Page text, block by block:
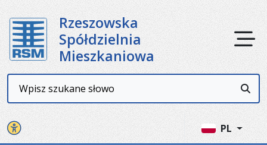
Rzeszowska
Spółdzielnia
Mieszkaniowa
PL
Panel ustawień witryny
Wyszukiwarka